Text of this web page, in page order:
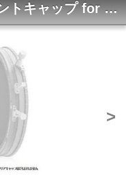
H&Y マグネット着脱式フロントキャップ for REVORING [LC-82F]
>